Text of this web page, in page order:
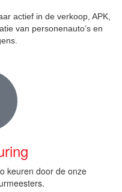
actief in de verkoop, APK,
van personenauto’s en
keuren door de onze